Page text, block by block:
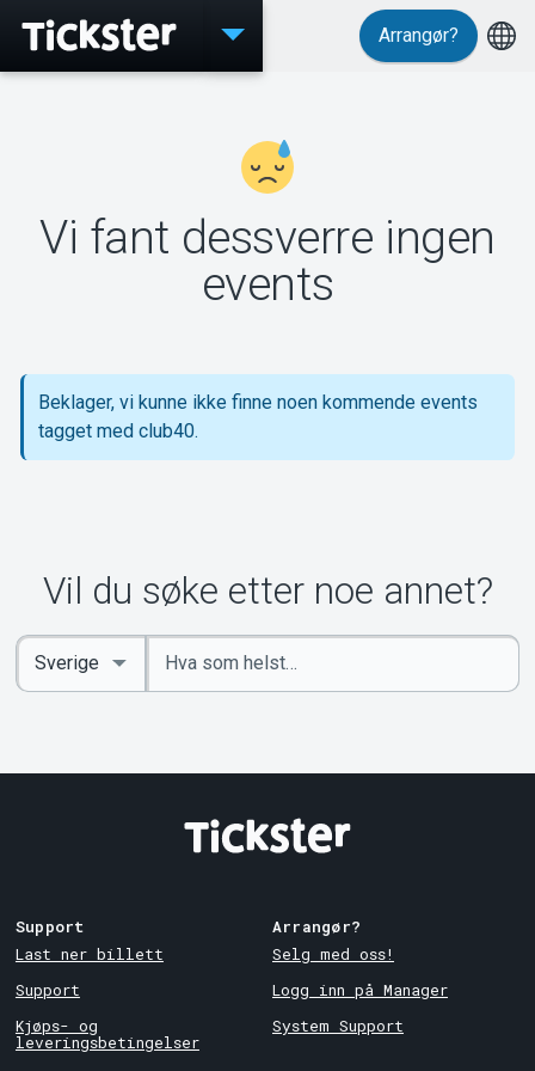
Events
MyTickster
Support
Arrangør?
Vi fant dessverre ingen
events
Beklager, vi kunne ikke finne noen kommende events
tagget med club40.
Vil du søke etter noe annet?
Angi
nøkkelord
Select
Country
Support
Last ner billett
Support
Kjøps- og
leveringsbetingelser
Arrangør?
Selg med oss!
Logg inn på Manager
System Support